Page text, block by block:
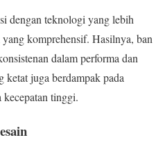
dengan teknologi yang lebih
komprehensif. Hasilnya, ban
dalam performa dan
ketat juga berdampak pada
kecepatan tinggi.